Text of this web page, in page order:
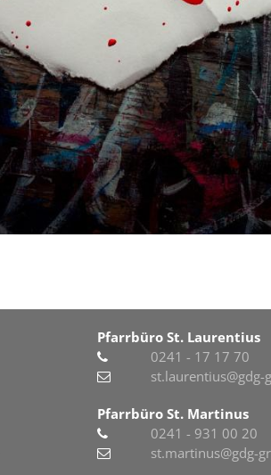
Pfarrbüro St. Laurentius
0241 - 17 17 70
st.laurentius@gdg-
Pfarrbüro St. Martinus
0241 - 931 00 20
st.martinus@gdg-